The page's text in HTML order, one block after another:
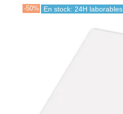
-50% En stock: 24H laborables